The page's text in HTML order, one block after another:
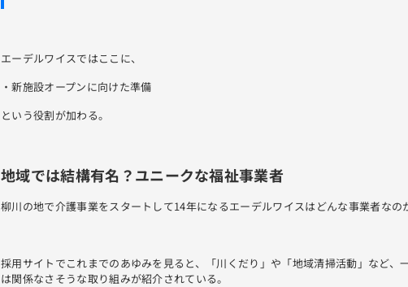
エーデルワイスではここに、
・新施設オープンに向けた準備
という役割が加わる。
地域では結構有名？ユニークな福祉事業者
柳川の地で介護事業をスタートして14年になるエーデルワイスはどんな事業者なの
採用サイトでこれまでのあゆみを見ると、「川くだり」や「地域清掃活動」など、
は関係なさそうな取り組みが紹介されている。